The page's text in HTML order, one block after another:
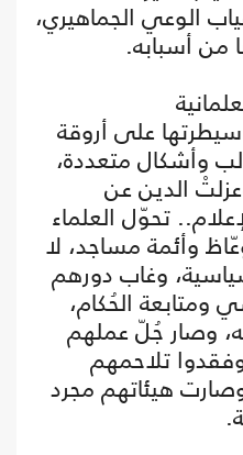
الوعي الجماهيري،
من أسبابه.
على أروقة
وأشكال متعددة،
الدين عن
تحوّل العلماء
وأئمة مساجد، لا
وغاب دورهم
ومتابعة الحُكام،
وصار جُلّ عملهم
تلاحمهم
هيئاتهم مجرد